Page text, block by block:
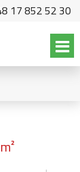
17 852 52 30